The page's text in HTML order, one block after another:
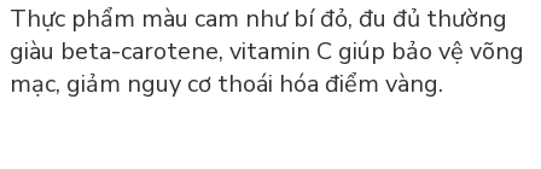
Thực phẩm màu cam như bí đỏ, đu đủ thường
giàu beta-carotene, vitamin C giúp bảo vệ võng
mạc, giảm nguy cơ thoái hóa điểm vàng.